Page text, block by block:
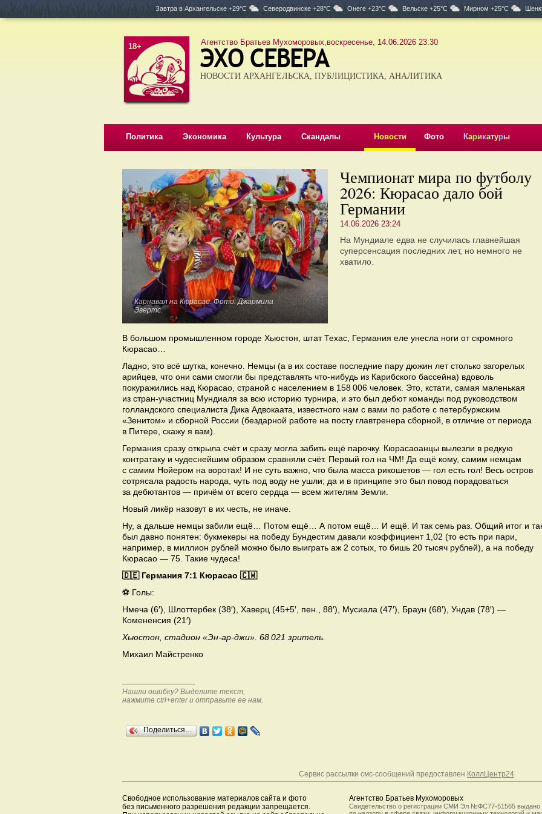
Завтра в Архангельске +29°C Северодвинске +28°C Онеге +23°C Вельске +25°C Мирном +25°C
18+ Агентство Братьев Мухоморовых,воскресенье, 14.06.2026 23:30
НОВОСТИ АРХАНГЕЛЬСКА, ПУБЛИЦИСТИКА, АНАЛИТИКА
Политика Экономика Культура Скандалы Новости Фото Карикатуры
Карнавал на Кюрасао. Фото: Джармила
Эвертс.
Чемпионат мира по футболу
2026: Кюрасао дало бой
Германии
14.06.2026 23:24
На Мундиале едва не случилась главнейшая
суперсенсация последних лет, но немного не
хватило.
В большом промышленном городе Хьюстон, штат Техас, Германия еле унесла ноги от скромного
Кюрасао…
Ладно, это всё шутка, конечно. Немцы (а в их составе последние пару дюжин лет столько загорелых
арийцев, что они сами смогли бы представлять что-нибудь из Карибского бассейна) вдоволь
покуражились над Кюрасао, страной с населением в 158 006 человек. Это, кстати, самая маленькая
из стран-участниц Мундиаля за всю историю турнира, и это был дебют команды под руководством
голландского специалиста Дика Адвокаата, известного нам с вами по работе с петербуржским
«Зенитом» и сборной России (бездарной работе на посту главтренера сборной, в отличие от периода
в Питере, скажу я вам).
Германия сразу открыла счёт и сразу могла забить ещё парочку. Кюрасаоанцы вылезли в редкую
контратаку и чудеснейшим образом сравняли счёт. Первый гол на ЧМ! Да ещё кому, самим немцам
с самим Нойером на воротах! И не суть важно, что была масса рикошетов — гол есть гол! Весь остров
сотрясала радость народа, чуть под воду не ушли; да и в принципе это был повод порадоваться
за дебютантов — причём от всего сердца — всем жителям Земли.
Новый ликёр назовут в их честь, не иначе.
Ну, а дальше немцы забили ещё… Потом ещё… А потом ещё… И ещё. И так семь раз. Общий итог и
был давно понятен: букмекеры на победу Бундестим давали коэффициент 1,02 (то есть при пари,
например, в миллион рублей можно было выиграть аж 2 сотых, то бишь 20 тысяч рублей), а на победу
Кюрасао — 75. Такие чудеса!
🇩🇪 Германия 7:1 Кюрасао 🇨🇼
⚽️ Голы:
Нмеча (6′), Шлоттербек (38′), Хаверц (45+5′, пен., 88′), Мусиала (47′), Браун (68′), Ундав (78′) —
Комененсия (21′)
Хьюстон, стадион «Эн-ар-джи». 68 021 зритель.
Михаил Майстренко
Нашли ошибку? Выделите текст,
нажмите ctrl+enter и отправьте ее нам.
Поделиться…
Сервис рассылки смс-сообщений предоставлен КоллЦентр24
Свободное использование материалов сайта и фото
без письменного разрешения редакции запрещается.
Агентство Братьев Мухоморовых
Свидетельство о регистрации СМИ Эл №ФС77-51565 выдано